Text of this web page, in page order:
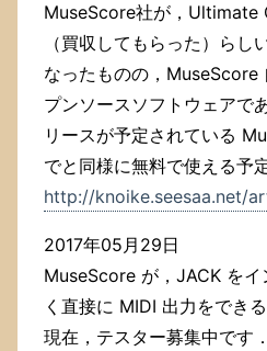
MuseScore社が，Ultimate
（買収してもらった）らし
なったものの，MuseScore
プンソースソフトウェアで
リースが予定されている
でと同様に無料で使える予
http://knoike.seesaa.net/
2017年05月29日
MuseScore が，JACK をイ
く直接に MIDI 出力をでき
現在，テスター募集中です